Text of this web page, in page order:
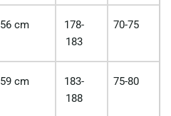
56 cm
178-
183
70-75
59 cm
183-
188
75-80